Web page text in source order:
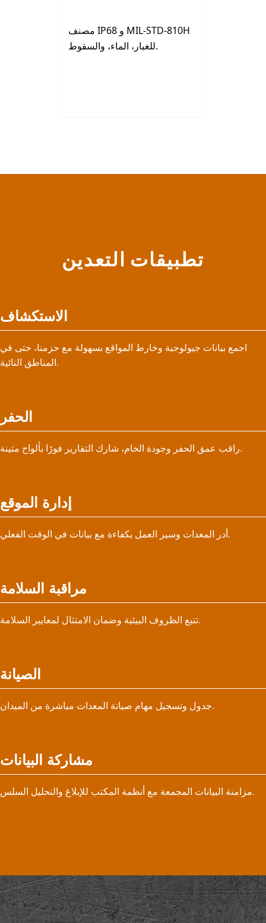
مصنف IP68 و MIL-STD-810H
للغبار، الماء، والسقوط.
تطبيقات التعدين
الاستكشاف
اجمع بيانات جيولوجية وخارط المواقع بسهولة مع حزمنا، حتى في
المناطق النائية.
الحفر
راقب عمق الحفر وجودة الخام، شارك التقارير فورًا بألواح متينة.
إدارة الموقع
أدر المعدات وسير العمل بكفاءة مع بيانات في الوقت الفعلي.
مراقبة السلامة
تتبع الظروف البيئية وضمان الامتثال لمعايير السلامة.
الصيانة
جدول وتسجيل مهام صيانة المعدات مباشرة من الميدان.
مشاركة البيانات
مزامنة البيانات المجمعة مع أنظمة المكتب للإبلاغ والتحليل السلس.